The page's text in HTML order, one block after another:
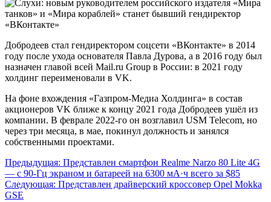
Добродеев стал гендиректором соцсети «ВКонтакте» в 2014
году после ухода основателя Павла Дурова, а в 2016 году был
назначен главой всей Mail.ru Group в России: в 2021 году
холдинг переименовали в VK.
На фоне вхождения «Газпром-Медиа Холдинга» в состав
акционеров VK ближе к концу 2021 года Добродеев ушёл из
компании. В феврале 2022-го он возглавил USM Telecom, но
через три месяца, в мае, покинул должность и занялся
собственными проектами.
Навигация
по
записям
Предыдущая: Представлен смартфон Realme Narzo 80 Lite 4G
— с 90-Гц экраном и батареей на 6300 мА·ч всего за $85
Следующая: Представлен драйверский кроссовер Opel Mokka
GSE